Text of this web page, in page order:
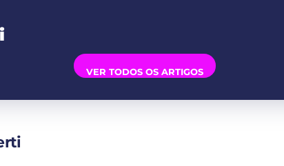
VER TODOS OS ARTIGOS